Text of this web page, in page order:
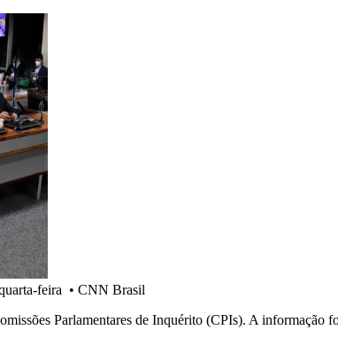
feira • CNN Brasil
Parlamentares de Inquérito (CPIs). A informação